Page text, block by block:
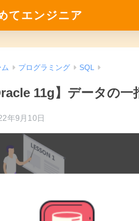
てエンジニア
プログラミング SQL
11g】データの一
年9月10日